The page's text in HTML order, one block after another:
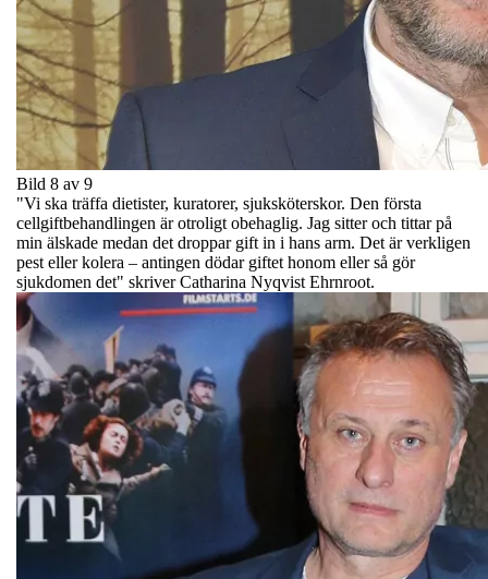
Bild 8 av 9
"Vi ska träffa dietister, kuratorer, sjuksköterskor. Den första
cellgiftbehandlingen är otroligt obehaglig. Jag sitter och tittar på
min älskade medan det droppar gift in i hans arm. Det är verkligen
pest eller kolera – antingen dödar giftet honom eller så gör
sjukdomen det" skriver Catharina Nyqvist Ehrnroot.